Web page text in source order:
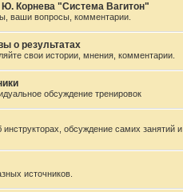
Ю. Корнева "Система Вагитон"
ваши вопросы, комментарии.
о результатах
свои истории, мнения, комментарии.
обсуждение тренировок
обсуждение самих занятий и
источников.